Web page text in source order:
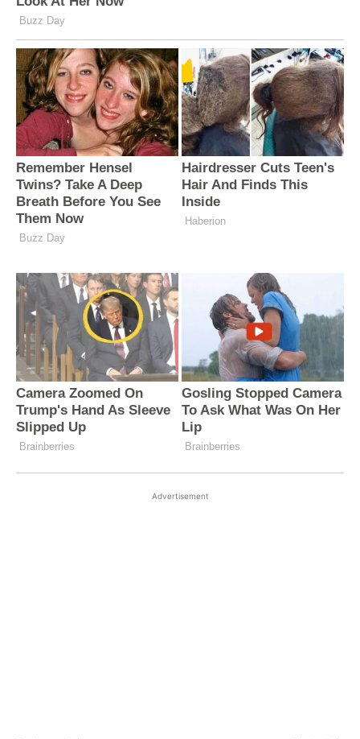
Advertisement